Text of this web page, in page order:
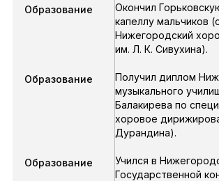
Образование
Окончил
капеллу мальчиков
Нижегородский
им. Л. К. Сивухина).
Образование
Получил диплом
музыкального
Балакирева по
хоровое
Дурандина).
Образование
Учился в
Государственной